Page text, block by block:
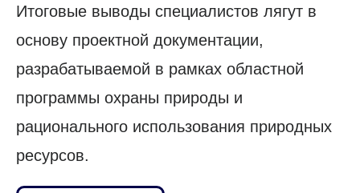
Итоговые выводы специалистов лягут в
основу проектной документации,
разрабатываемой в рамках областной
программы охраны природы и
рационального использования природных
ресурсов.